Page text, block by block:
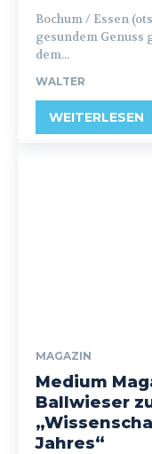
Bochum / Essen (ots) - Mit Power,
gesundem Genuss
dem...
WALTER
WEITERLESEN
MAGAZIN
Medium
Ballwieser
Jahres“